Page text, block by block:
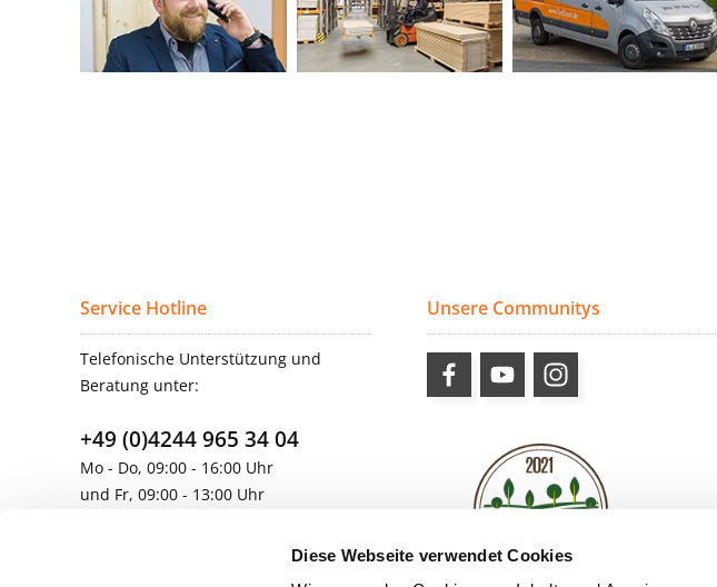
Diese Webseite verwendet Cookies
Service Hotline
Telefonische Unterstützung und
Beratung unter:
+49 (0)4244 965 34 04
Mo - Do, 09:00 - 16:00 Uhr
und Fr, 09:00 - 13:00 Uhr
Unsere Communitys